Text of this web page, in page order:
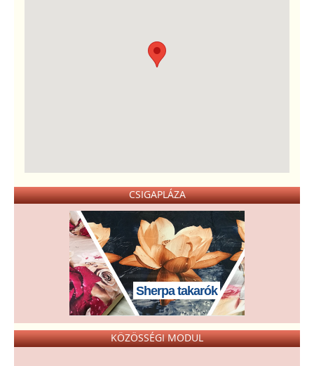
CSIGAPLÁZA
Sherpa takarók
KÖZÖSSÉGI MODUL